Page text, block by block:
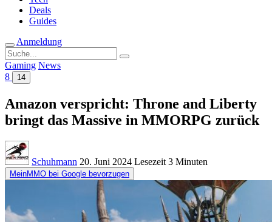
Deals
Guides
Anmeldung
Suche
nach:
Gaming News
8
14
Amazon verspricht: Throne and Liberty
bringt das Massive in MMORPG zurück
Schuhmann 20. Juni 2024 Lesezeit 3 Minuten
MeinMMO bei Google bevorzugen